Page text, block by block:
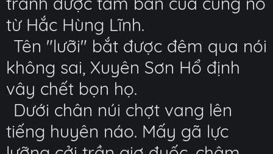
từ Hắc Hùng Lĩnh.
Tên "lưỡi" bắt được đêm qua nói
không sai, Xuyên Sơn Hổ định
vây chết bọn họ.
Dưới chân núi chợt vang lên
tiếng huyên náo. Mấy gã lực